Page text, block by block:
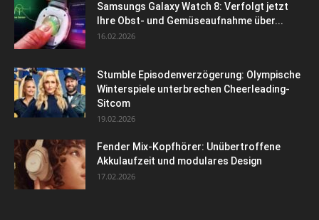
Samsungs Galaxy Watch 8: Verfolgt jetzt
Ihre Obst- und Gemüseaufnahme über...
16.02.2026
Stumble Episodenverzögerung: Olympische
Winterspiele unterbrechen Cheerleading-
Sitcom
19.02.2026
Fender Mix-Kopfhörer: Unübertroffene
Akkulaufzeit und modulares Design
17.02.2026